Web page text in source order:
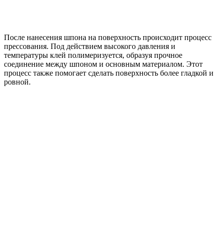
После нанесения шпона на поверхность происходит процесс
прессования. Под действием высокого давления и
температуры клей полимеризуется, образуя прочное
соединение между шпоном и основным материалом. Этот
процесс также помогает сделать поверхность более гладкой и
ровной.